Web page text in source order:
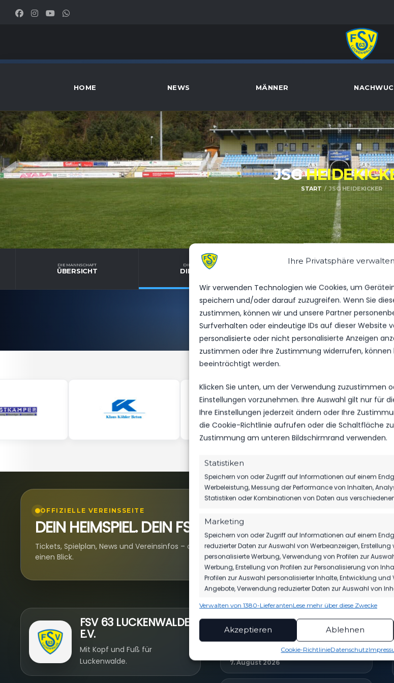
Ihre Privatsphäre verwalten
Wir verwenden Technologien wie Cookies, um
speichern und/oder darauf zuzugreifen. Wenn Sie
zustimmen, können wir und unsere Partner
Surfverhalten oder eindeutige IDs auf dieser Website
personalisierte oder nicht personalisierte Anzeigen
zustimmen oder Ihre Zustimmung widerrufen,
beeinträchtigt werden.
Klicken Sie unten, um der Verwendung zuzustimmen
Einstellungen vorzunehmen. Ihre Auswahl gilt nur für
Ihre Einstellungen jederzeit ändern oder Ihre
die Cookie-Richtlinie aufrufen oder die Schaltfläche
Zustimmung am unteren Bildschirmrand verwenden.
Statistiken
Speichern von oder Zugriff auf Informationen auf einem
Werbeleistung, Messung der Performance von Inhalten,
Statistiken oder Kombinationen von Daten aus
Marketing
Speichern von oder Zugriff auf Informationen auf einem
reduzierter Daten zur Auswahl von Werbeanzeigen, Erstellung
personalisierte Werbung, Verwendung von Profilen zur
Werbung, Erstellung von Profilen zur Personalisierung von
Profilen zur Auswahl personalisierter Inhalte, Entwicklung und
Angebote, Verwendung reduzierter Daten zur Auswahl von
Funktionen
Abgleichung und Kombination von Daten aus
Verknüpfung verschiedener Endgeräte, Identifikation von
anhand automatisch übermittelter Informationen.
Gewährleistung der Sicherheit, Verhinderung und
Aufdeckung von Betrug und Fehlerbehebung,
Verwalten von 1380-LieferantenLese mehr über diese Zwecke
Akzeptieren Ablehnen
Cookie-RichtlinieDatenschutz
HOME NEWS MÄNNER
JSG
START JSG HEIDEKICKER
DIE MANNSCHAFT
ÜBERSICHT
DIE MANNSCHAFT
DIENSTPLAN
DIE MANNSCHAFT
OFFIZIELLE VEREINSSEITE
DEIN HEIMSPIEL. DEIN FSV.
Tickets, Spielplan, News und Vereinsinfos – alles kompakt auf
einen Blick.
TICKETS
Eintrittspreise & Spieltag
FSV 63 LUCKENWALDE
E.V.
Mit Kopf und Fuß für
Luckenwalde.
NEUESTE NACHRICHTEN
TIM MEYER WECHSELT ZU GERMANIA
HALBERSTADT
7. August 2026